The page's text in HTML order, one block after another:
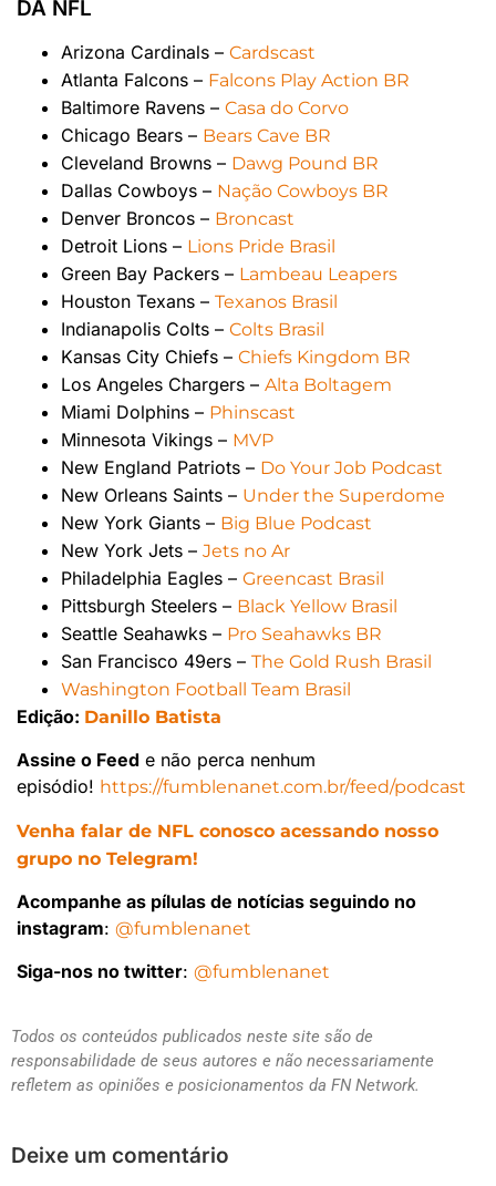
DA NFL
Arizona Cardinals – Cardscast
Atlanta Falcons – Falcons Play Action BR
Baltimore Ravens – Casa do Corvo
Chicago Bears – Bears Cave BR
Cleveland Browns – Dawg Pound BR
Dallas Cowboys – Nação Cowboys BR
Denver Broncos – Broncast
Detroit Lions – Lions Pride Brasil
Green Bay Packers – Lambeau Leapers
Houston Texans – Texanos Brasil
Indianapolis Colts – Colts Brasil
Kansas City Chiefs – Chiefs Kingdom BR
Los Angeles Chargers – Alta Boltagem
Miami Dolphins – Phinscast
Minnesota Vikings – MVP
New England Patriots – Do Your Job Podcast
New Orleans Saints – Under the Superdome
New York Giants – Big Blue Podcast
New York Jets – Jets no Ar
Philadelphia Eagles – Greencast Brasil
Pittsburgh Steelers – Black Yellow Brasil
Seattle Seahawks – Pro Seahawks BR
San Francisco 49ers – The Gold Rush Brasil
Washington Football Team Brasil
Edição: Danillo Batista
Assine o Feed e não perca nenhum
episódio! https://fumblenanet.com.br/feed/podcast
Venha falar de NFL conosco acessando nosso
grupo no Telegram!
Acompanhe as pílulas de notícias seguindo no
instagram: @fumblenanet
Siga-nos no twitter: @fumblenanet
Todos os conteúdos publicados neste site são de
responsabilidade de seus autores e não necessariamente
refletem as opiniões e posicionamentos da FN Network.
Deixe um comentário